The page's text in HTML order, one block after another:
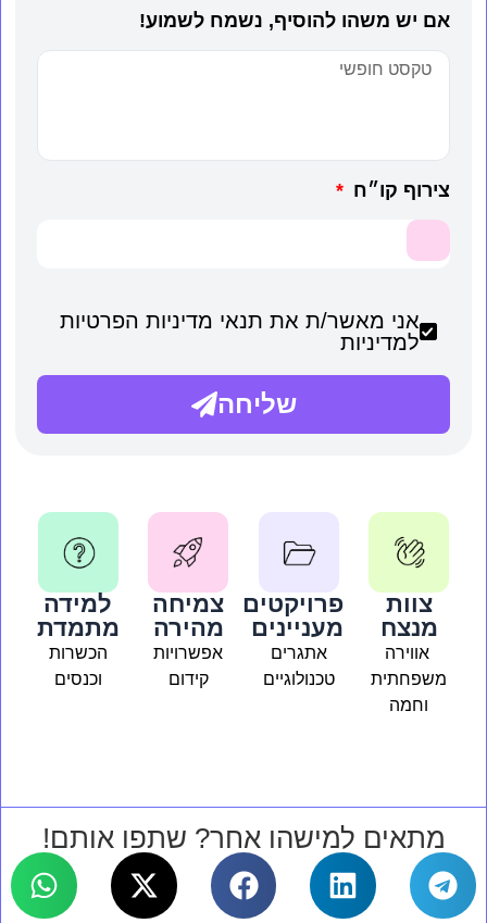
אם יש משהו להוסיף, נשמח לשמוע!
צירוף קו״ח
אני מאשר/ת את תנאי מדיניות הפרטיות
למדיניות
שליחה
צוות
מנצח
אווירה
משפחתית
וחמה
פרויקטים
מעניינים
אתגרים
טכנולוגיים
צמיחה
מהירה
אפשרויות
קידום
למידה
מתמדת
הכשרות
וכנסים
מתאים למישהו אחר? שתפו אותם!